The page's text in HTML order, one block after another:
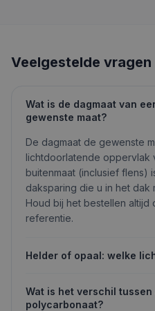
Veelgestelde vragen
Wat is de dagmaat van
gewenste maat?
De dagmaat de gewenste
lichtdoorlatende oppervlak
buitenmaat (inclusief flens)
daksparing die u in het dak
Houd bij het bestellen altijd
referentie.
Helder of opaal: welke
Wat is het verschil
polycarbonaat?